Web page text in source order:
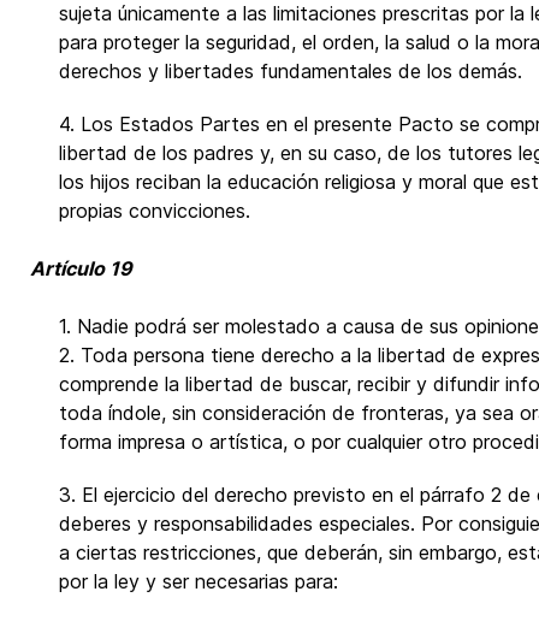
sujeta únicamente a las limitaciones prescritas por la
para proteger la seguridad, el orden, la salud o la
derechos y libertades fundamentales de los demás.
4. Los Estados Partes en el presente Pacto se
libertad de los padres y, en su caso, de los tutores
los hijos reciban la educación religiosa y moral que
propias convicciones.
Artículo 19
1. Nadie podrá ser molestado a causa de sus
2. Toda persona tiene derecho a la libertad de
comprende la libertad de buscar, recibir y difundir
toda índole, sin consideración de fronteras, ya sea
forma impresa o artística, o por cualquier otro
3. El ejercicio del derecho previsto en el párrafo 2
deberes y responsabilidades especiales. Por
a ciertas restricciones, que deberán, sin embargo,
por la ley y ser necesarias para: